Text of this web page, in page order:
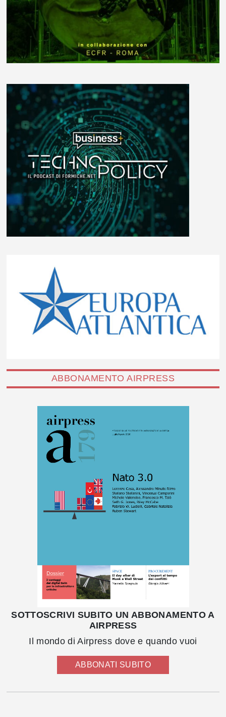
ABBONAMENTO AIRPRESS
SOTTOSCRIVI SUBITO UN ABBONAMENTO A
AIRPRESS
Il mondo di Airpress dove e quando vuoi
ABBONATI SUBITO